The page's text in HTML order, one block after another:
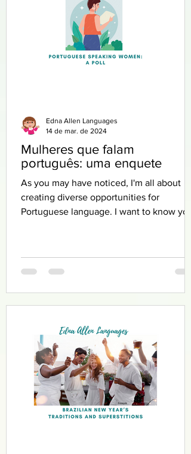
Mulheres que falam
português: uma enquete
As you may have noticed, I'm all about
creating diverse opportunities for
Portuguese language. I want to know your
Edna Allen Languages
14 de mar. de 2024